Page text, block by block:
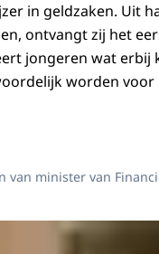
in geldzaken. Uit
ontvangt zij het
jongeren wat erbij
worden voor
viering vijftienjarig
minister van